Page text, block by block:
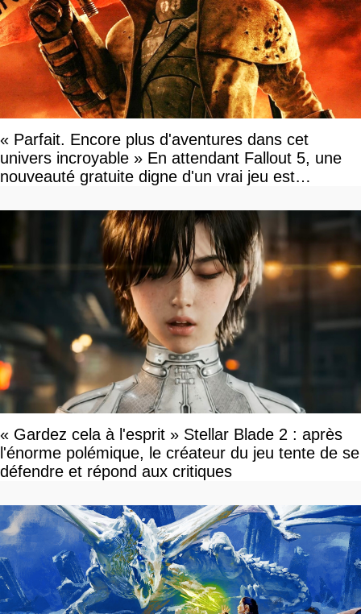
« Parfait. Encore plus d'aventures dans cet
univers incroyable » En attendant Fallout 5, une
nouveauté gratuite digne d'un vrai jeu est
« Gardez cela à l'esprit » Stellar Blade 2 : après
l'énorme polémique, le créateur du jeu tente de se
défendre et répond aux critiques